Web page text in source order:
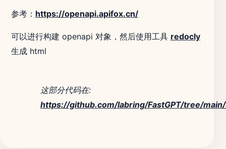
参考： https://openapi.apifox.cn/
可以进行构建 openapi 对象，然后使用工具 redocly
生成 html
这部分代码在:
https://github.com/labring/FastGPT/tree/